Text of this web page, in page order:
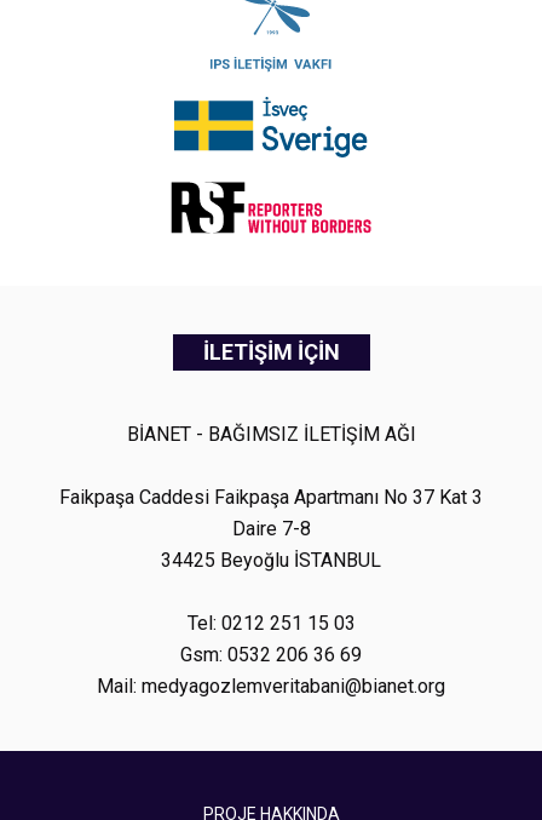
İLETİŞİM İÇİN
BİANET - BAĞIMSIZ İLETİŞİM AĞI
Faikpaşa Caddesi Faikpaşa Apartmanı No 37 Kat 3
Daire 7-8
34425 Beyoğlu İSTANBUL
Tel: 0212 251 15 03
Gsm: 0532 206 36 69
Mail: medyagozlemveritabani@bianet.org
PROJE HAKKINDA